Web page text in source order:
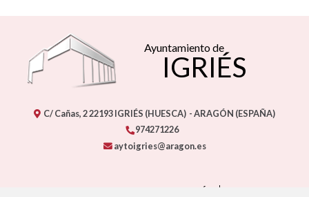
Ayuntamiento de
IGRIÉS
C/ Cañas, 222193IGRIÉS (HUESCA) - ARAGÓN (ESPAÑA)
974271226
aytoigries@aragon.es
CONTACTO - AYUNTAMIENTO DE IGRIÉS